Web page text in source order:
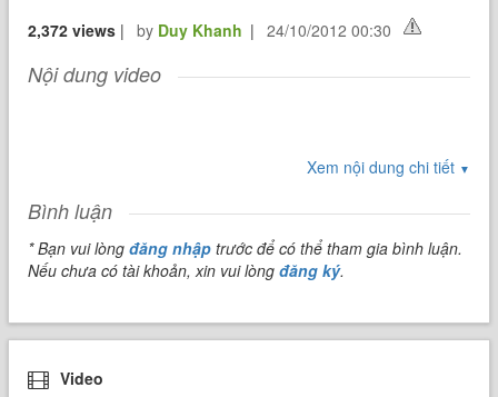
2,372 views | by Duy Khanh | 24/10/2012 00:30
Nội dung video
Xem nội dung chi tiết ▼
Bình luận
* Bạn vui lòngđăng nhập trước để có thể tham gia bình luận.
Nếu chưa có tài khoản, xin vui lòngđăng ký.
Video